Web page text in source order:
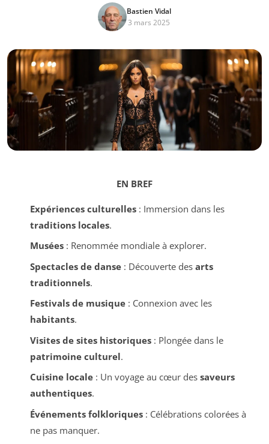
Bastien Vidal
3 mars 2025
EN BREF
Expériences culturelles: Immersion dans les
traditions locales.
Musées: Renommée mondiale à explorer.
Spectacles de danse: Découverte des arts
traditionnels.
Festivals de musique: Connexion avec les
habitants.
Visites de sites historiques: Plongée dans le
patrimoine culturel.
Cuisine locale: Un voyage au cœur des saveurs
authentiques.
Événements folkloriques: Célébrations colorées à
ne pas manquer.